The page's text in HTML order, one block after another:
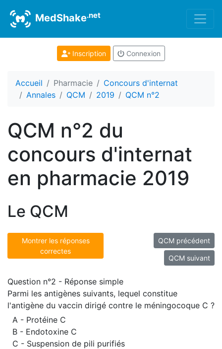
MedShake.net
Inscription Connexion
Accueil Pharmacie
Concours d'internat
Annales
QCM 2019 QCM n°2
QCM n°2 du
concours d'internat
en pharmacie 2019
Le QCM
Montrer les réponses
correctes
QCM précédent
QCM suivant
Question n°2 - Réponse simple
Parmi les antigènes suivants, lequel constitue
l'antigène du vaccin dirigé contre le méningocoque C ?
A - Protéine C
B - Endotoxine C
C - Suspension de pili purifiés